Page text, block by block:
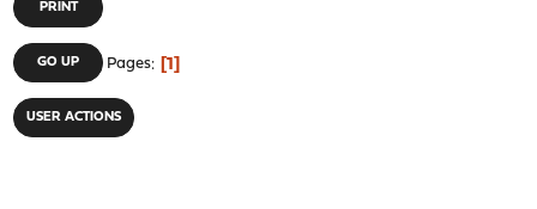
PRINT
GO UP Pages 1
USER ACTIONS